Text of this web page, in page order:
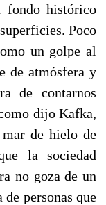
fondo histórico
Poco
un golpe al
de atmósfera y
de contarnos
dijo Kafka,
de hielo de
la sociedad
no goza de un
personas que